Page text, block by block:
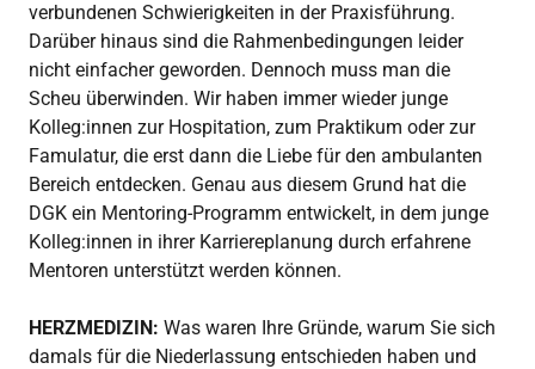
verbundenen Schwierigkeiten in der Praxisführung.
Darüber hinaus sind die Rahmenbedingungen leider
nicht einfacher geworden. Dennoch muss man die
Scheu überwinden. Wir haben immer wieder junge
Kolleg:innen zur Hospitation, zum Praktikum oder zur
Famulatur, die erst dann die Liebe für den ambulanten
Bereich entdecken. Genau aus diesem Grund hat die
DGK ein Mentoring-Programm entwickelt, in dem junge
Kolleg:innen in ihrer Karriereplanung durch erfahrene
Mentoren unterstützt werden können.
HERZMEDIZIN: Was waren Ihre Gründe, warum Sie sich
damals für die Niederlassung entschieden haben und